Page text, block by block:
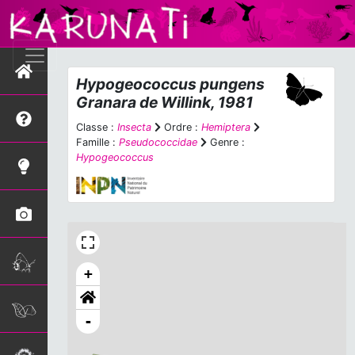
Hypogeococcus pungens
Granara de Willink, 1981
Classe : Insecta Ordre : Hemiptera
Famille : Pseudococcidae
Genre :
Hypogeococcus
+
-